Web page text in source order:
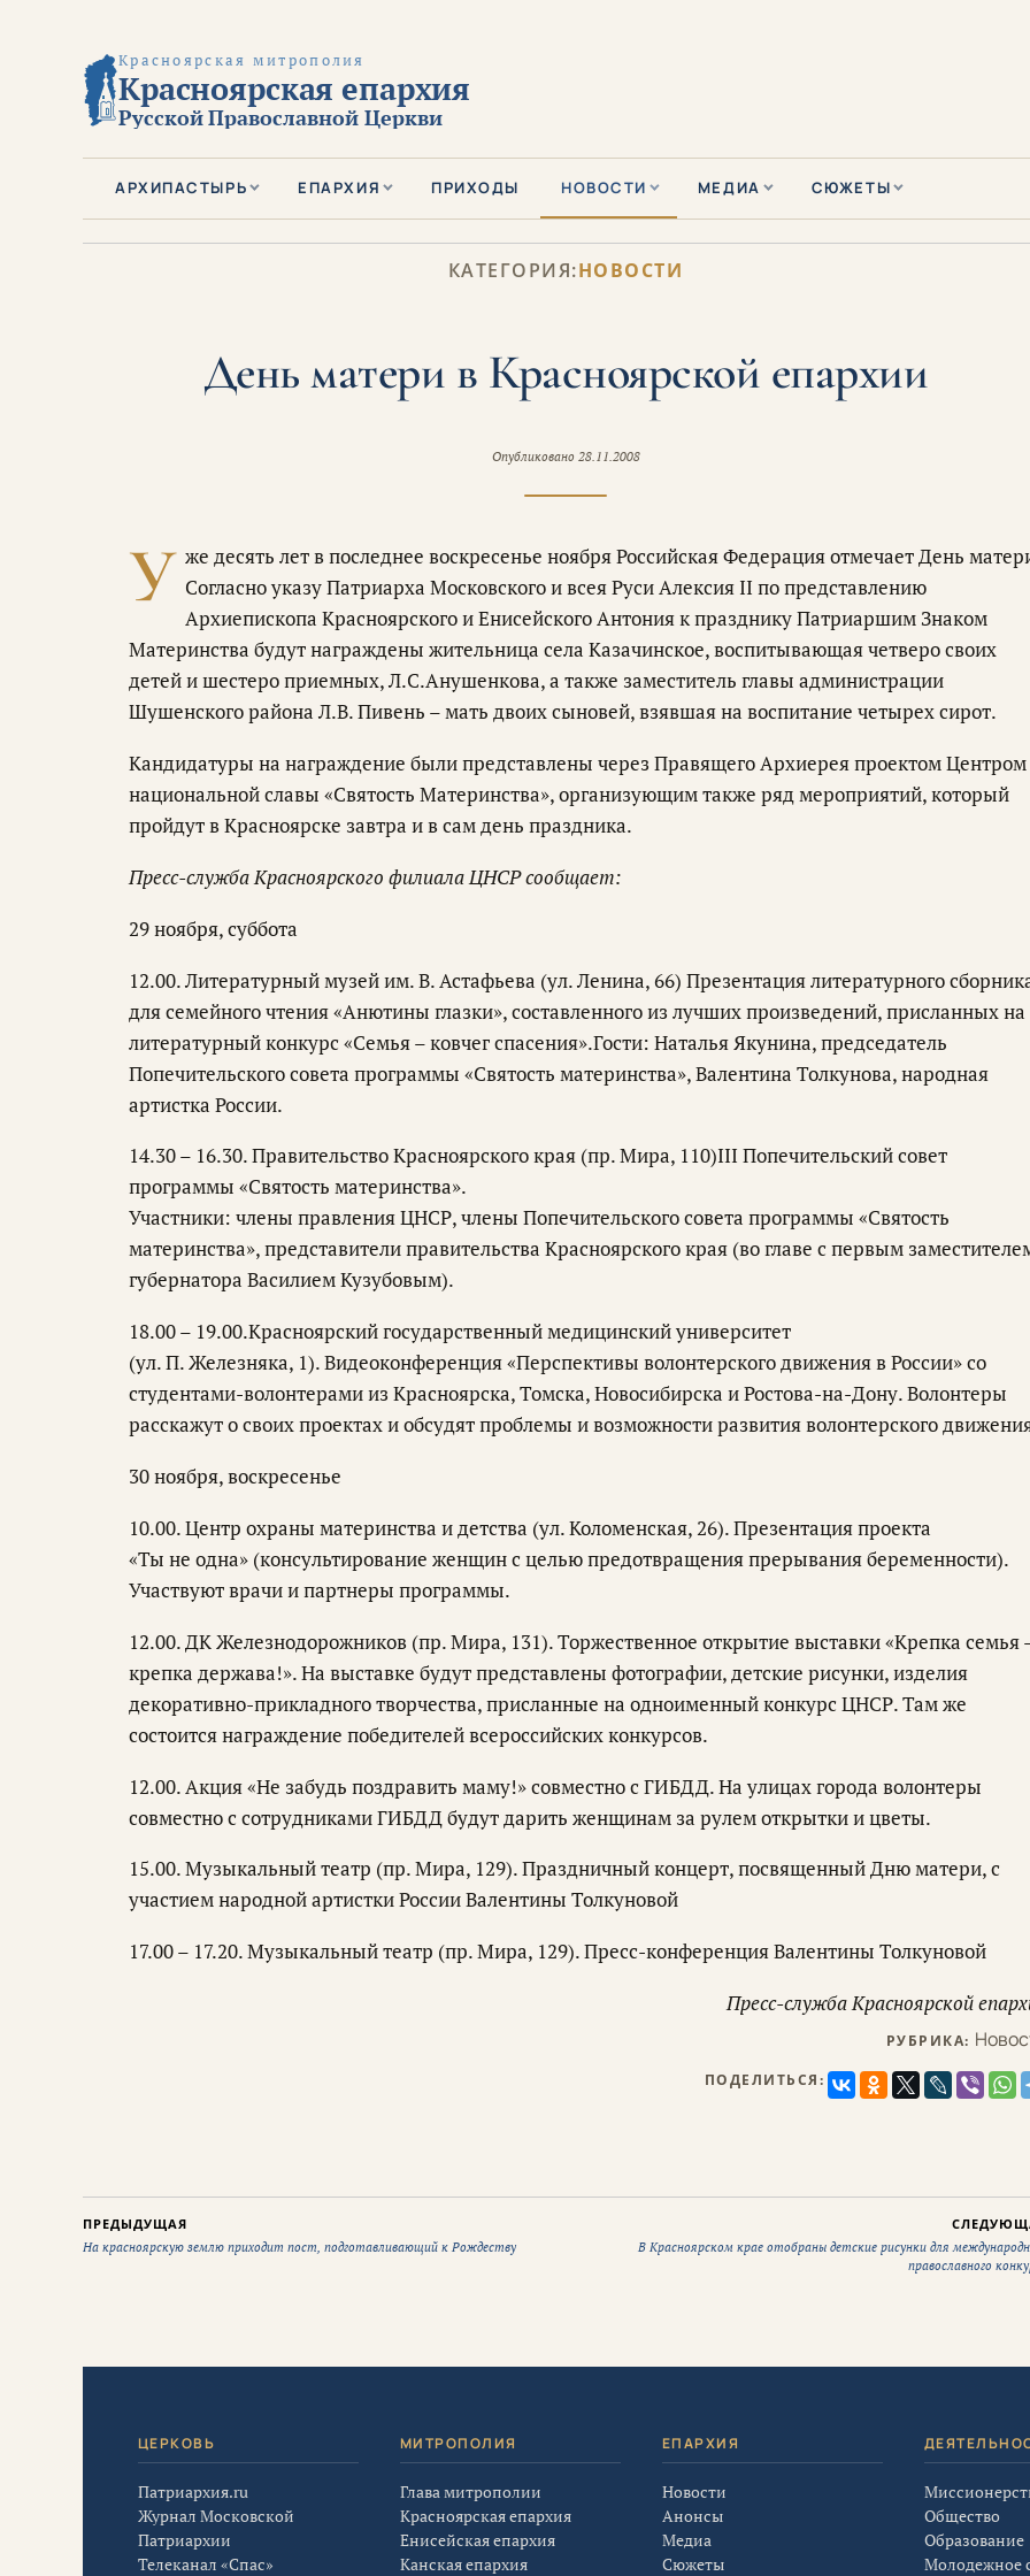
Красноярская митрополия
Красноярская епархия
Русской Православной Церкви
АРХИПАСТЫРЬ ЕПАРХИЯ ПРИХОДЫ НОВОСТИ МЕДИА СЮЖЕТЫ
КАТЕГОРИЯ:НОВОСТИ
День матери в Красноярской епархии
Опубликовано 28.11.2008
У же десять лет в последнее воскресенье ноября Российская Федерация отмечает День
Согласно указу Патриарха Московского и всея Руси Алексия II по представлению
Архиепископа Красноярского и Енисейского Антония к празднику Патриаршим Знаком
Материнства будут награждены жительница села Казачинское, воспитывающая четверо своих
детей и шестеро приемных, Л.С.Анушенкова, а также заместитель главы администрации
Шушенского района Л.В. Пивень – мать двоих сыновей, взявшая на воспитание четырех сирот.
Кандидатуры на награждение были представлены через Правящего Архиерея проектом Центром
национальной славы «Святость Материнства», организующим также ряд мероприятий, который
пройдут в Красноярске завтра и в сам день праздника.
Пресс-служба Красноярского филиала ЦНСР сообщает:
29 ноября, суббота
12.00. Литературный музей им. В. Астафьева (ул. Ленина, 66) Презентация литературного
для семейного чтения «Анютины глазки», составленного из лучших произведений, присланных на
литературный конкурс «Семья – ковчег спасения».Гости: Наталья Якунина, председатель
Попечительского совета программы «Святость материнства», Валентина Толкунова, народная
артистка России.
14.30 – 16.30. Правительство Красноярского края (пр. Мира, 110)III Попечительский совет
программы «Святость материнства».
Участники: члены правления ЦНСР, члены Попечительского совета программы «Святость
материнства», представители правительства Красноярского края (во главе с первым
губернатора Василием Кузубовым).
18.00 – 19.00.Красноярский государственный медицинский университет
(ул. П. Железняка, 1). Видеоконференция «Перспективы волонтерского движения в России» со
студентами-волонтерами из Красноярска, Томска, Новосибирска и Ростова-на-Дону. Волонтеры
расскажут о своих проектах и обсудят проблемы и возможности развития волонтерского
30 ноября, воскресенье
10.00. Центр охраны материнства и детства (ул. Коломенская, 26). Презентация проекта
«Ты не одна» (консультирование женщин с целью предотвращения прерывания беременности).
Участвуют врачи и партнеры программы.
12.00. ДК Железнодорожников (пр. Мира, 131). Торжественное открытие выставки «Крепка семья
крепка держава!». На выставке будут представлены фотографии, детские рисунки, изделия
декоративно-прикладного творчества, присланные на одноименный конкурс ЦНСР. Там же
состоится награждение победителей всероссийских конкурсов.
12.00. Акция «Не забудь поздравить маму!» совместно с ГИБДД. На улицах города волонтеры
совместно с сотрудниками ГИБДД будут дарить женщинам за рулем открытки и цветы.
15.00. Музыкальный театр (пр. Мира, 129). Праздничный концерт, посвященный Дню матери, с
участием народной артистки России Валентины Толкуновой
17.00 – 17.20. Музыкальный театр (пр. Мира, 129). Пресс-конференция Валентины Толкуновой
Пресс-служба Красноярской
РУБРИКА:
ПОДЕЛИТЬСЯ:
ПРЕДЫДУЩАЯ
На красноярскую землю приходит пост, подготавливающий к Рождеству
В Красноярском крае отобраны детские рисунки для
православного
ЦЕРКОВЬ
Патриархия.ru
Журнал Московской
Патриархии
Телеканал «Спас»
МИТРОПОЛИЯ
Глава митрополии
Красноярская епархия
Енисейская епархия
Канская епархия
ЕПАРХИЯ
Новости
Анонсы
Медиа
Сюжеты
Общество
Образование
Молодежное